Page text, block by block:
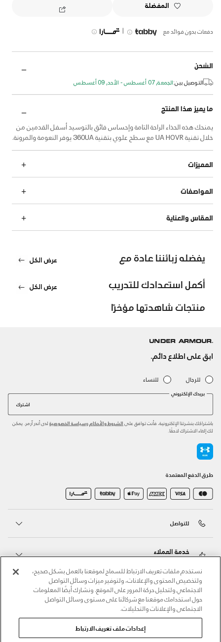
المفضلة
دفعات بدون فوائد مع |
الشحن
التوصيل بين:الجمعة, 07 أغسطس - الأحد, 09 أغسطس
ما يميز هذا المنتج
يمنحك هذه الحذاء الراحة التامة وإحساس فائق بالتوسيد أسفل القدمين من
خلال تقنية UA HOVR مع سطح علوي بتقنية 360UA يوفر النعومة والمرونة.
المميزات
المواصفات
المقاس والعناية
يفضله زبائننا عادة مع عرض الكل
أكمل استعدادك للتدريب عرض الكل
منتجات شاهدتها مؤخرًا
ابق على اطلاع دائم.
للرجال للنساء
بريدك الإلكتروني
اشترك
باشتراكك بنشرتنا الإلكترونية، فأنت توافق على الشروط والأحكام وسياسة الخصوصية لدى أندر آرمر. يمكن
لك إلغاء الاشتراك لاحقًا.
طرق الدفع المعتمدة
للتواصل
خدمة العملاء
حول أندر آرمر
أندر آرمر على الشبكات الاجتماعية
نستخدم ملفات تعريف الارتباط للسماح لموقعنا بالعمل بشكل صحيح،
ولتخصيص المحتوى والإعلانات، ولتوفير ميزات وسائل التواصل
الاجتماعي ولتحليل حركة المرور على الموقع. ونشارك أيضًا المعلومات
حول استخدامك موقعنا مع شركائنا على مستوى وسائل التواصل
الاجتماعي والإعلانات والتحليلات.
إعدادات ملف تعريف الارتباط